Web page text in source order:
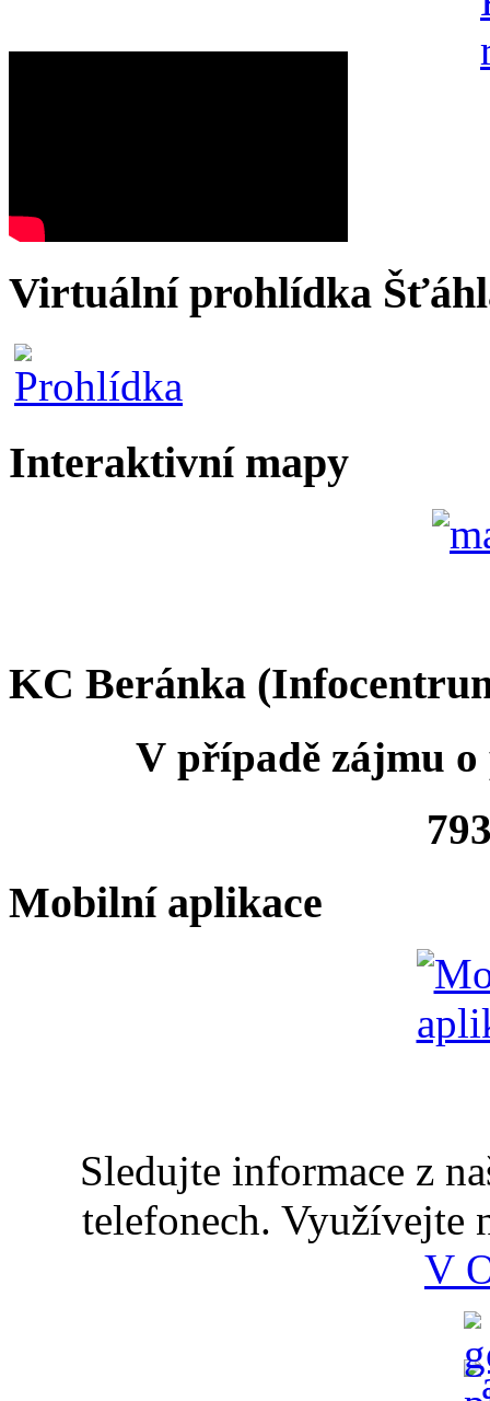
Virtuální prohlídka
Interaktivní mapy
KC Beránka
V případě zájmu
Mobilní aplikace
Sledujte informace z
telefonech. Využívejte
V